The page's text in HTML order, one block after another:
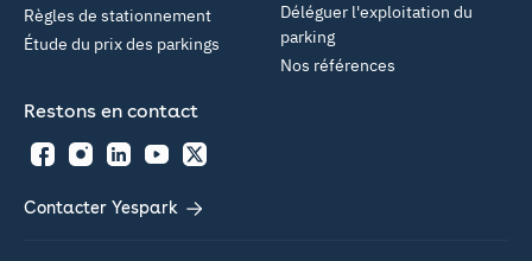
Déléguer l'exploitation du
parking
Nos références
Règles de stationnement
Étude du prix des parkings
Restons en contact
FacebookInstagramLinkedInYouTubeTwitter
Contacter Yespark